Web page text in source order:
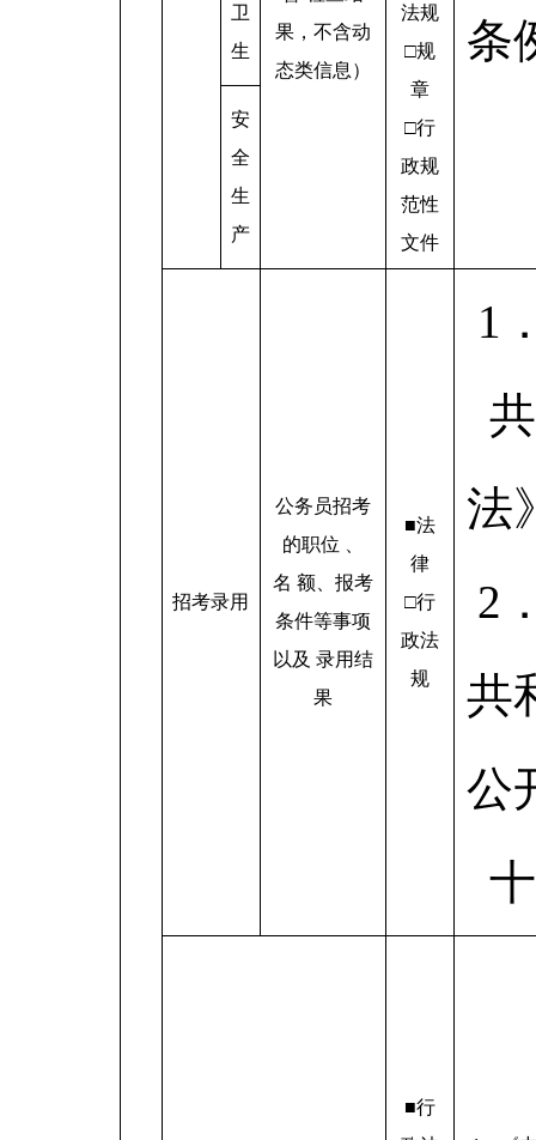
果，不含动
态类信息）
法规
□规
章
□行
政规
范性
文件
条
卫
生
安
全
生
产
招考录用
公务员招考
的职位 、
名 额、报考
条件等事项
以及 录用结
果
■法
律
□行
政法
规
1
法
2
共
公
■行